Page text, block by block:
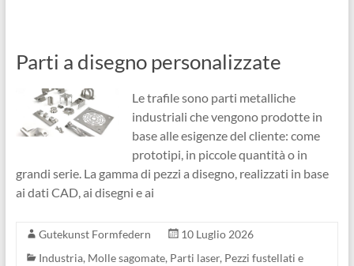
Parti a disegno personalizzate
Le trafile sono parti metalliche
industriali che vengono prodotte in
base alle esigenze del cliente: come
prototipi, in piccole quantità o in
grandi serie. La gamma di pezzi a disegno, realizzati in base
ai dati CAD, ai disegni e ai
Gutekunst Formfedern
10 Luglio 2026
Industria, Molle sagomate, Parti laser, Pezzi fustellati e